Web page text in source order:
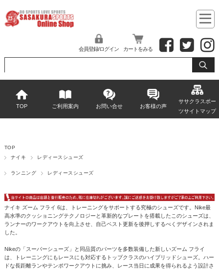
会員登録/ログイン カートをみる
TOP ご利用案内 お問い合せ お客様の声
ササクラスポー
ツサイトマップ
TOP
ナイキ
レディースシューズ
ランニング レディースシューズ
ナイキ ズーム フライ 6は、トレーニングをサポートする究極のシューズです。Nike最
高水準のクッショニングテクノロジーと革新的なプレートを搭載したこのシューズは、
ランナーのワークアウトを向上させ、自己ベスト更新を後押しするべくデザインされま
した。
Nikeの「スーパーシューズ」と同品質のパーツを多数装備した新しいズーム フライ
は、トレーニングにもレースにも対応するトップクラスのハイブリッドシューズ。ハー
ドな長距離ランやテンポワークアウトに挑み、レース当日に成果を得られるよう設計さ